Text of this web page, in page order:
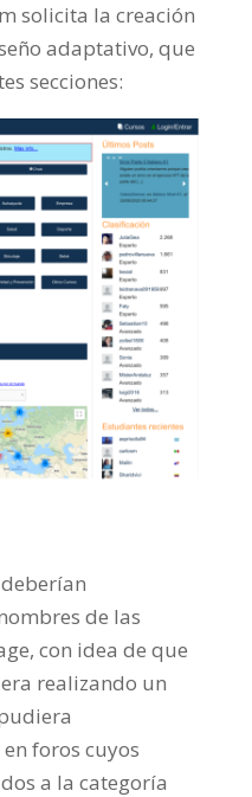
solicita la creación
adaptativo, que
secciones:
de las
con idea de que
realizando un
foros cuyos
a la categoría